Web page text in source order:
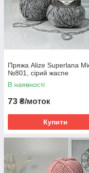
Пряжа Alize Superlana
№801, сірий жаспе
В наявності
73 ₴/моток
Купити